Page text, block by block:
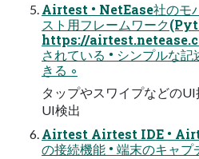
Airtest • NetEase社のモ
スト用フレームワーク
https://
されている • シンプルな
きる ◦
タップやスワイプなどの
UI検出
Airtest Airtest IDE •
の接続機能 • 端末のキャ